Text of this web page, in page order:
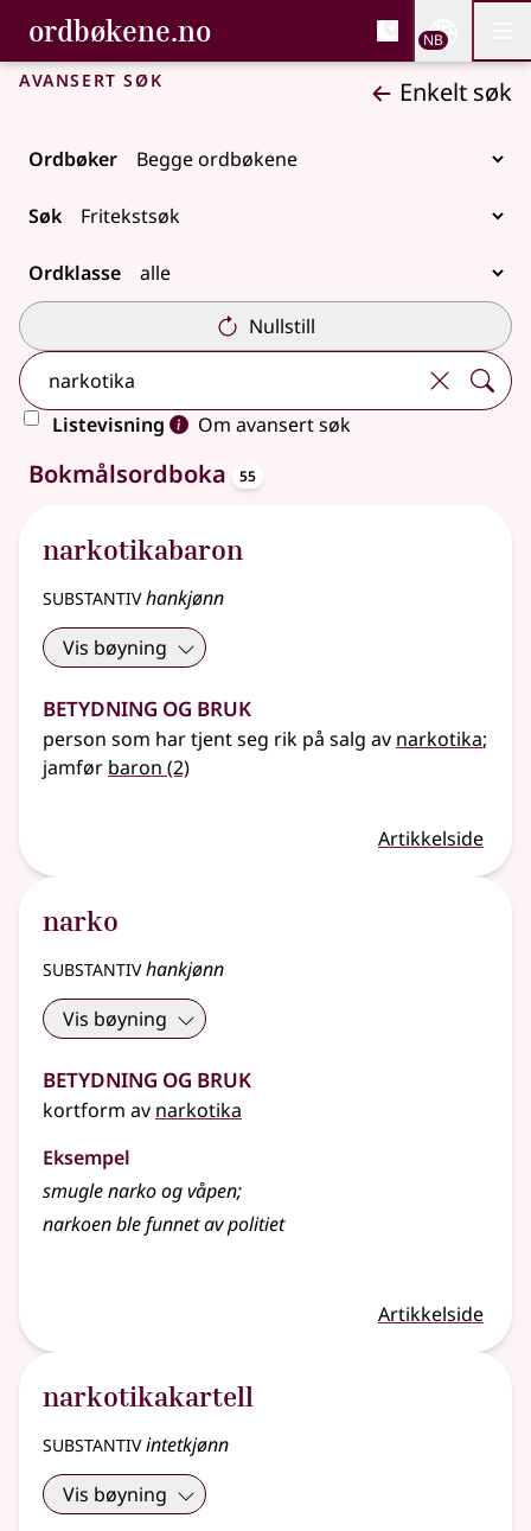
Gå til hovedinnhold
Tilgjengelighet
ordbøkene.no, Bokmålsordboka og
Bokmålsordboka og Nynorskordboka
NB
Avansert søk Enkelt søk
Ordbøker
Søk
Ordklasse
Nullstill
Listevisning
Om avansert søk
106 treff
Bokmålsordboka 55
narkotikabaron
substantivhankjønn
Vis bøyning
Betydning og bruk
person som har tjent seg rik på salg av narkotika;
jamfør baron (2)
Artikkelside
narko
substantivhankjønn
Vis bøyning
Betydning og bruk
kortform av narkotika
Eksempel
smugle narko og våpen;
narkoen ble funnet av politiet
Artikkelside
narkotikakartell
substantivintetkjønn
Vis bøyning